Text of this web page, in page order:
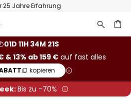
25 Jahre Erfahrung
01D 11H 34M 21S
& 13% ab 159 €auf fast alles
kopieren
Bis zu -70%